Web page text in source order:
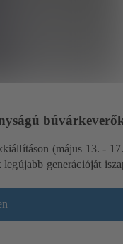
(május 13. -
generációját